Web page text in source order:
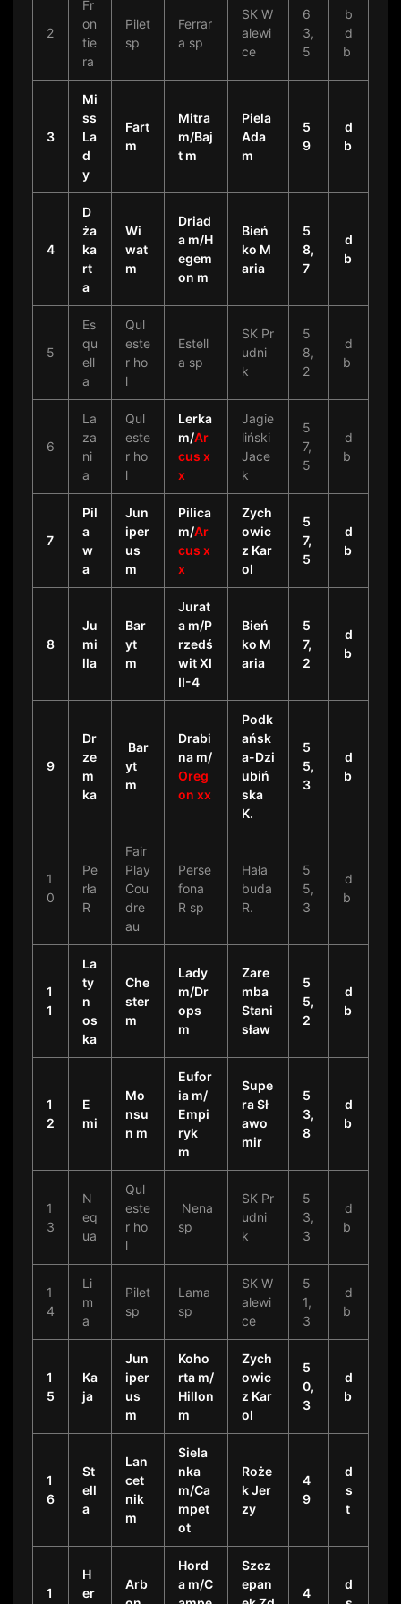
2
Fr
on
tie
ra
Pilet
sp
Ferrar
a sp
SK W
alewi
ce
6
3,
5
b
d
b
3
Mi
ss
La
d
y
Fart
m
Mitra
m/Baj
t m
Piela
Ada
m
5
9
d
b
4
D
ża
ka
rt
a
Wi
wat
m
Driad
a m/H
egem
on m
Bień
ko M
aria
5
8,
7
d
b
5
Es
qu
ell
a
Qul
este
r ho
l
Estell
a sp
SK Pr
udni
k
5
8,
2
d
b
6
La
za
ni
a
Qul
este
r ho
l
Lerka
m/Ar
cus x
x
Jagie
liński
Jace
k
5
7,
5
d
b
7
Pil
a
w
a
Jun
iper
us
m
Pilica
m/Ar
cus x
x
Zych
owic
z Kar
ol
5
7,
5
d
b
8
Ju
mi
lla
Bar
yt
m
Jurat
a m/P
rzedś
wit XI
II-4
Bień
ko M
aria
5
7,
2
d
b
9
Dr
ze
m
ka
Bar
yt
m
Drabi
na m/
Oreg
on xx
Podk
ańsk
a-Dzi
ubiń
ska
K.
5
5,
3
d
b
1
0
Pe
rła
R
Fair
Play
Cou
dre
au
Perse
fona
R sp
Hała
buda
R.
5
5,
3
d
b
1
1
La
ty
n
os
ka
Che
ster
m
Lady
m/Dr
ops
m
Zare
mba
Stani
sław
5
5,
2
d
b
1
2
E
mi
Mo
nsu
n m
Eufor
ia m/
Empi
ryk
m
Supe
ra Sł
awo
mir
5
3,
8
d
b
1
3
N
eq
ua
Qul
este
r ho
l
Nena
sp
SK Pr
udni
k
5
3,
3
d
b
1
4
Li
m
a
Pilet
sp
Lama
sp
SK W
alewi
ce
5
1,
3
d
b
1
5
Ka
ja
Jun
iper
us
m
Koho
rta m/
Hillon
m
Zych
owic
z Kar
ol
5
0,
3
d
b
1
6
St
ell
a
Lan
cet
nik
m
Siela
nka
m/Ca
mpet
ot
Roże
k Jer
zy
4
9
d
s
t
1
H
er
Arb
Hord
a m/C
Szcz
epan
4
d